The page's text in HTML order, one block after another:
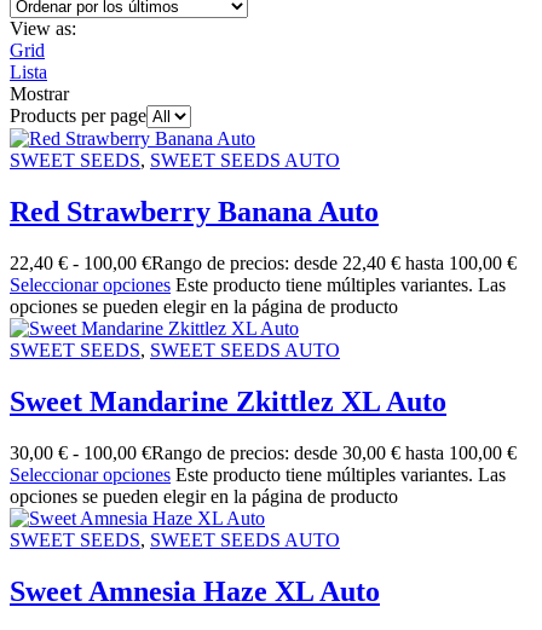
View as:
Grid
Lista
Mostrar
Products per page
SWEET SEEDS, SWEET SEEDS AUTO
Red Strawberry Banana Auto
22,40 € - 100,00 €Rango de precios: desde 22,40 € hasta 100,00 €
Seleccionar opciones Este producto tiene múltiples variantes. Las
opciones se pueden elegir en la página de producto
SWEET SEEDS, SWEET SEEDS AUTO
Sweet Mandarine Zkittlez XL Auto
30,00 € - 100,00 €Rango de precios: desde 30,00 € hasta 100,00 €
Seleccionar opciones Este producto tiene múltiples variantes. Las
opciones se pueden elegir en la página de producto
SWEET SEEDS, SWEET SEEDS AUTO
Sweet Amnesia Haze XL Auto